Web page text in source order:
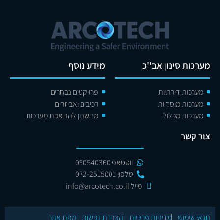
מערכות סינון אב''כ
מערכות דירתיות
מערכות מוסדיות
מערכות מכלול
מידע נוסף
פרויקטים נבחרים
רכיבים ואביזרים
מחשבון להתאמת מערכות
צור קשר
ווטסאפ 050540360
טלפון 072-2515001
מייל info@arcotech.co.il
תנאי שימוש מדיניות פרטיות הצהרת נגישות מפת אתר